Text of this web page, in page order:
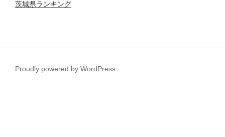
茨城県ランキング
Proudly powered by WordPress